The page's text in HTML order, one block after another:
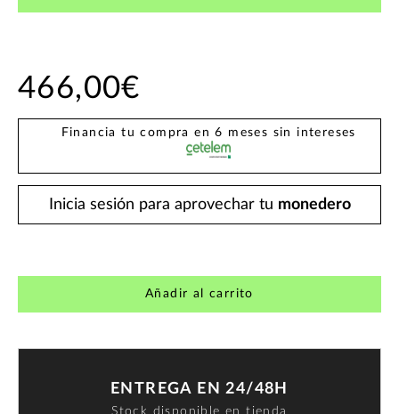
466,00€
Financia tu compra en 6 meses sin intereses
Inicia sesión para aprovechar tu monedero
Añadir al carrito
ENTREGA EN 24/48H
Stock disponible en tienda